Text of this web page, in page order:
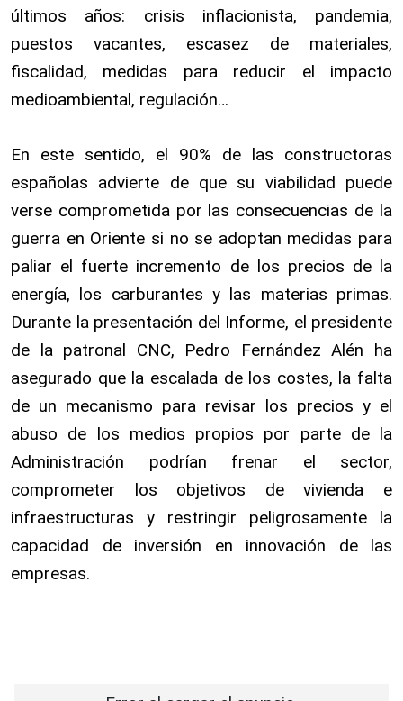
últimos años: crisis inflacionista, pandemia,
puestos vacantes, escasez de materiales,
fiscalidad, medidas para reducir el impacto
medioambiental, regulación…
En este sentido, el 90% de las constructoras
españolas advierte de que su viabilidad puede
verse comprometida por las consecuencias de la
guerra en Oriente si no se adoptan medidas para
paliar el fuerte incremento de los precios de la
energía, los carburantes y las materias primas.
Durante la presentación del Informe, el presidente
de la patronal CNC, Pedro Fernández Alén ha
asegurado que la escalada de los costes, la falta
de un mecanismo para revisar los precios y el
abuso de los medios propios por parte de la
Administración podrían frenar el sector,
comprometer los objetivos de vivienda e
infraestructuras y restringir peligrosamente la
capacidad de inversión en innovación de las
empresas.